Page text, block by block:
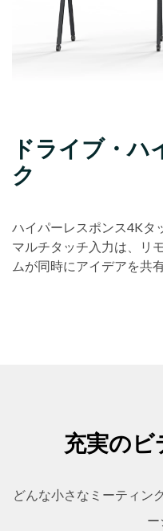
ドライブ・ハ
ク
ハイパーレスポンス4Kタ
マルチタッチ入力は、リ
ムが同時にアイデアを共
充実のビ
どんな小さなミーティン
ー